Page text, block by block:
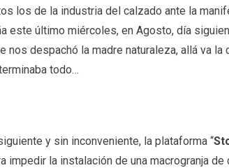
los de la industria del calzado ante la
este último miércoles, en Agosto, día
nos despachó la madre naturaleza, allá va
todo…
y sin inconveniente, la plataforma “
impedir la instalación de una macrogranja de